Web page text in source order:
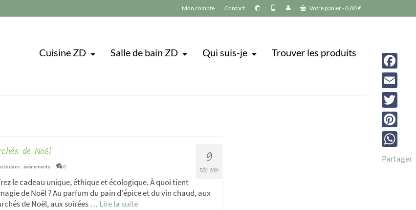
Mon compte Contact Votre panier-0,00€
Cuisine ZD Salle de bain ZD Qui suis-je Trouver les produits
9
DÉC 2021
de Noël
dans : évènements | 0
le cadeau unique, éthique et écologique. À quoi tient
de Noël ? Au parfum du pain d'épice et du vin chaud, aux
de Noël, aux soirées … Lire la suite
Facebook
Email
Twitter
Pinterest
WhatsApp
Partager